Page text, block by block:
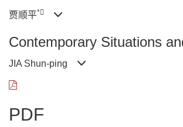
贾顺平*
Contemporary Situations
JIA Shun-ping
PDF